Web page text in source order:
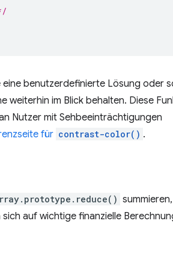
benutzerdefinierte Lösung oder
weiterhin im Blick behalten. Diese
Nutzer mit Sehbeeinträchtigungen
für contrast-color() .
auf wichtige finanzielle